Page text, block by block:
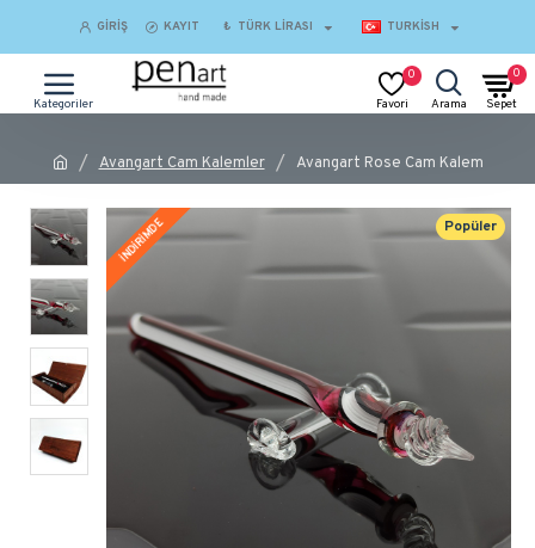
GIRIŞ KAYIT ₺ TÜRK LIRASI TURKISH
0 0
Avangart Cam Kalemler Avangart Rose Cam Kalem
Popüler
İNDİRİMDE